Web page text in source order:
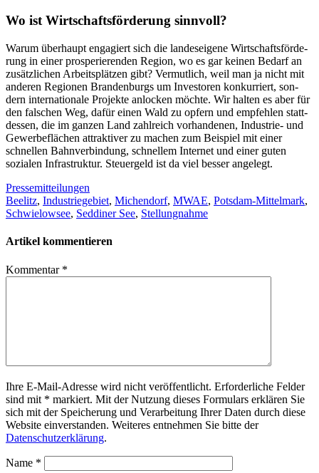
Wo ist Wirtschaftsförderung sinnvoll?
Warum über­haupt enga­giert sich die lan­des­ei­gene Wirt­schafts­för­de­
rung in einer pro­spe­rie­ren­den Region, wo es gar kei­nen Bedarf an
zusätz­li­chen Arbeits­plät­zen gibt? Ver­mut­lich, weil man ja nicht mit
ande­ren Regio­nen Bran­den­burgs um Inves­to­ren kon­kur­riert, son­
dern inter­na­tio­nale Pro­jekte anlo­cken möchte. Wir hal­ten es aber für
den fal­schen Weg, dafür einen Wald zu opfern und emp­feh­len statt­
des­sen, die im gan­zen Land zahl­reich vor­han­de­nen, Indus­trie- und
Gewer­be­flä­chen attrak­ti­ver zu machen zum Bei­spiel mit einer
schnel­len Bahn­ver­bin­dung, schnel­lem Inter­net und einer guten
sozia­len Infra­struk­tur. Steu­er­geld ist da viel bes­ser angelegt.
Pressemitteilungen
Beelitz, Industriegebiet, Michendorf, MWAE, Potsdam-Mittelmark,
Schwielowsee, Seddiner See, Stellungnahme
Artikel kommentieren
Kommentar *
Ihre E-Mail-Adresse wird nicht veröffentlicht. Erforderliche Felder
sind mit * markiert. Mit der Nutzung dieses Formulars erklären Sie
sich mit der Speicherung und Verarbeitung Ihrer Daten durch diese
Website einverstanden. Weiteres entnehmen Sie bitte der
Datenschutzerklärung.
Name *